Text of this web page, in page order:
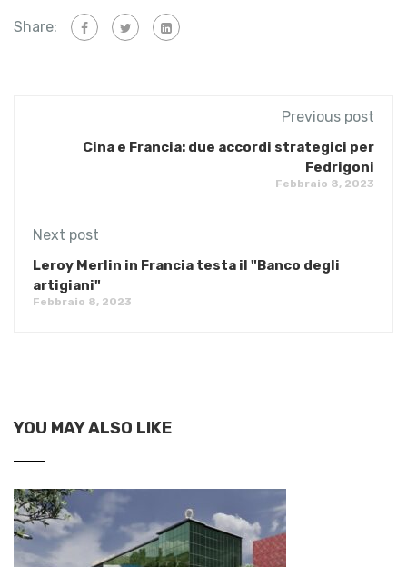
Share:
Previous post
Cina e Francia: due accordi strategici per
Fedrigoni
Febbraio 8, 2023
Next post
Leroy Merlin in Francia testa il "Banco degli
artigiani"
Febbraio 8, 2023
YOU MAY ALSO LIKE